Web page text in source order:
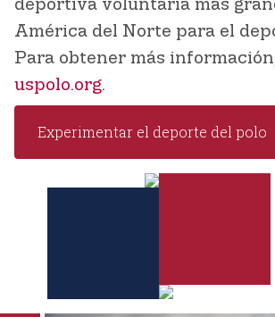
deportiva voluntaria más
América del Norte para el
Para obtener más
uspolo.org.
Experimentar el deporte del polo